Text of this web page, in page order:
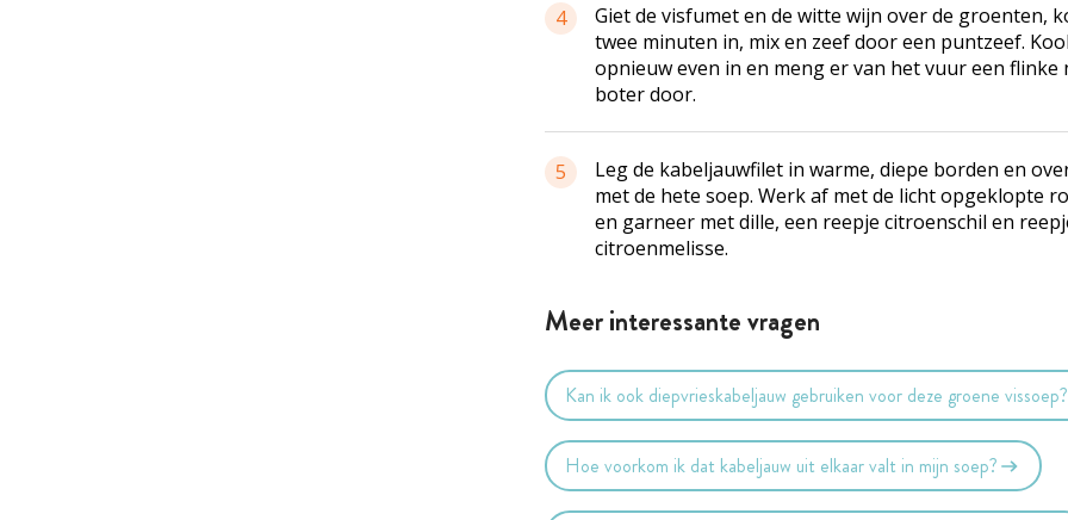
4
Giet de visfumet en de witte wijn over de groenten,
twee minuten in, mix en zeef door een puntzeef.
opnieuw even in en meng er van het vuur een flinke
boter door.
5
Leg de kabeljauwfilet in warme, diepe borden en
met de hete soep. Werk af met de licht opgeklopte
en garneer met dille, een reepje citroenschil en
citroenmelisse.
Meer interessante vragen
Kan ik ook diepvrieskabeljauw gebruiken voor deze groene vissoep?
Hoe voorkom ik dat kabeljauw uit elkaar valt in mijn soep?